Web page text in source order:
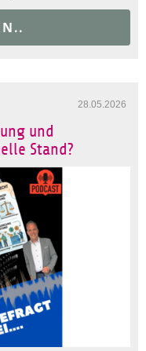
28.05.2026
und
Stand?